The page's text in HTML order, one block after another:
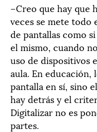
–Creo que hay que
veces se mete todo
de pantallas como
el mismo, cuando
uso de dispositivos
aula. En
pantalla en sí, sino
hay detrás y el
Digitalizar no es
partes.